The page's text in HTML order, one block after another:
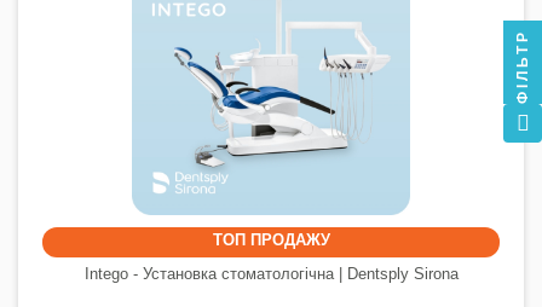
ТОП ПРОДАЖУ
Intego - Установка стоматологічна | Dentsply Sirona
ФІЛЬТР